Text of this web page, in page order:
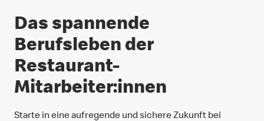
Das spannende
Berufsleben der
Restaurant-
Mitarbeiter:innen
Starte in eine aufregende und sichere Zukunft bei